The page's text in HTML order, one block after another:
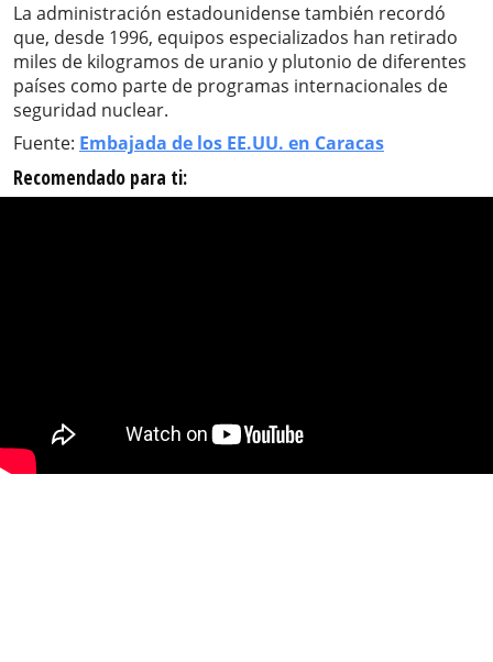
La administración estadounidense también recordó
que, desde 1996, equipos especializados han retirado
miles de kilogramos de uranio y plutonio de diferentes
países como parte de programas internacionales de
seguridad nuclear.
Fuente: Embajada de los EE.UU. en Caracas
Recomendado para ti: